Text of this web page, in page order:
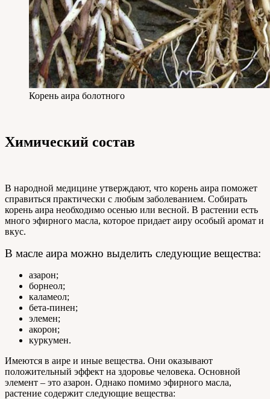
Корень аира болотного
Химический состав
В народной медицине утверждают, что корень аира поможет
справиться практически с любым заболеванием. Собирать
корень аира необходимо осенью или весной. В растении есть
много эфирного масла, которое придает аиру особый аромат и
вкус.
В масле аира можно выделить следующие вещества:
азарон;
борнеол;
каламеол;
бета-пинен;
элемен;
акорон;
куркумен.
Имеются в аире и иные вещества. Они оказывают
положительный эффект на здоровье человека. Основной
элемент – это азарон. Однако помимо эфирного масла,
растение содержит следующие вещества: